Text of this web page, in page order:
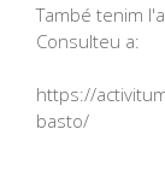
També tenim
Consulteu a:
https://
basto/